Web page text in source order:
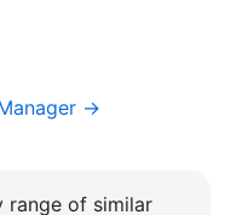
→
range of similar